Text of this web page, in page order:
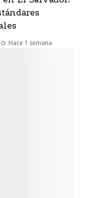
Hace 1 semana